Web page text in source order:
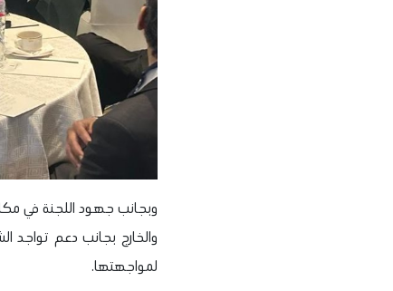
وبجانب جهود اللجنة في
والخارج بجانب دعم تواجد
لمواجهتها.